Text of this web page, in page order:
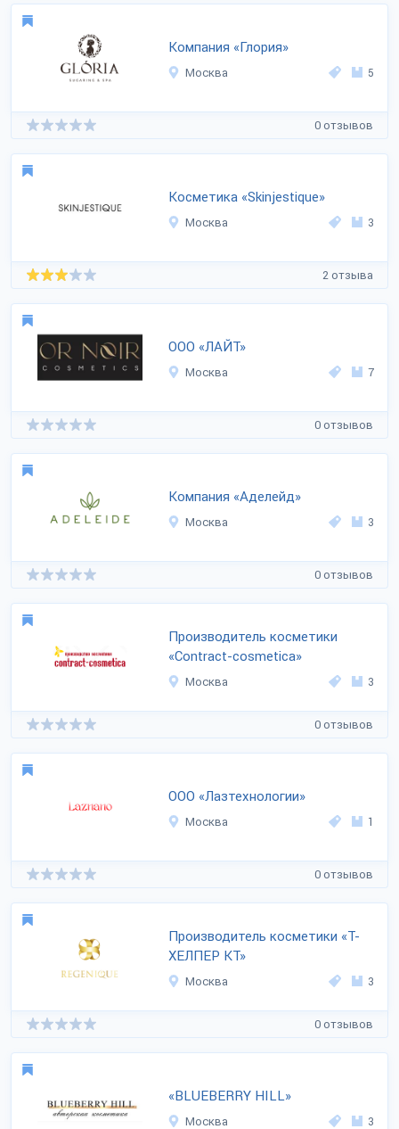
Компания «Глория»
Москва 5
0 отзывов
Косметика «Skinjestique»
Москва 3
2 отзыва
ООО «ЛАЙТ»
Москва 7
0 отзывов
Компания «Аделейд»
Москва 3
0 отзывов
Производитель косметики
«Contract-cosmetica»
Москва 3
0 отзывов
ООО «Лазтехнологии»
Москва 1
0 отзывов
Производитель косметики «Т-
ХЕЛПЕР КТ»
Москва 3
0 отзывов
«BLUEBERRY HILL»
Москва 3